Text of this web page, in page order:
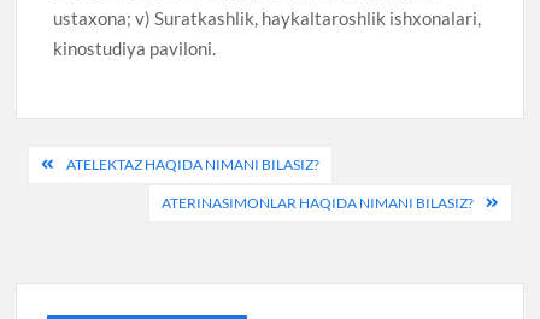
ustaxona; v) Suratkashlik, haykaltaroshlik ishxonalari,
kinostudiya paviloni.
PostATELEKTAZ HAQIDA NIMANI BILASIZ?
ATERINASIMONLAR HAQIDA NIMANI BILASIZ?